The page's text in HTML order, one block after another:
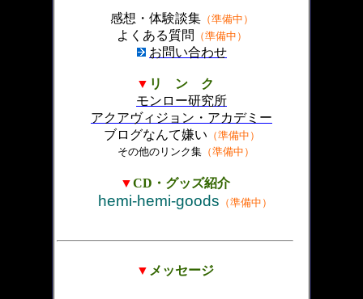
感想・体験談集（準備中）
よくある質問 （準備中）
お問い合わせ
▼ リ ン ク
モンロー研究所
アクアヴィジョン・アカデミー
ブログなんて嫌い （準備中）
その他のリンク集（準備中）
▼CD・グッズ紹介
hemi-hemi-goods （準備中）
▼ メッセージ